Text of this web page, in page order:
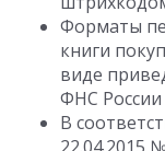
Форматы
книги
виде
ФНС России
В